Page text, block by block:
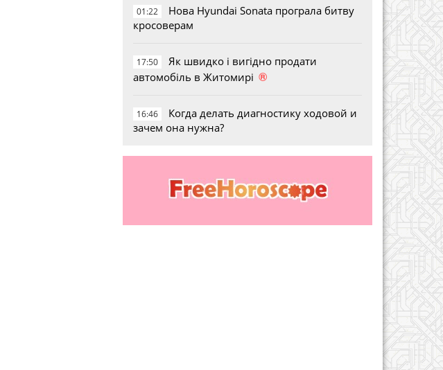
01:22
Нова Hyundai Sonata програла битву
кросоверам
17:50
Як швидко і вигідно продати
автомобіль в Житомирі ®
16:46
Когда делать диагностику ходовой и
зачем она нужна?